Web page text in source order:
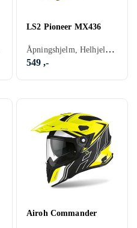
LS2 Pioneer MX436
Åpningshjelm, Helhjelm, Adventurehjelmer, Crosshjelmer, Visir, Sort, Hvit, Sølv, Grå, Blå, Rød, Gul, Oransje
549 ,-
Airoh Commander